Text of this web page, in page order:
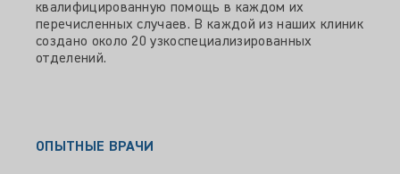
квалифицированную помощь в каждом их
перечисленных случаев. В каждой из наших клиник
создано около 20 узкоспециализированных
отделений.
ОПЫТНЫЕ ВРАЧИ